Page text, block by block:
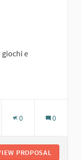
giochi e
0 0
PROPOSAL